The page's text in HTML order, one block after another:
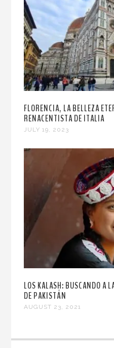
FLORENCIA, LA BELLEZA
RENACENTISTA DE ITALIA
JULY 19, 2023
LOS KALASH: BUSCANDO A
DE PAKISTÁN
AUGUST 23, 2021